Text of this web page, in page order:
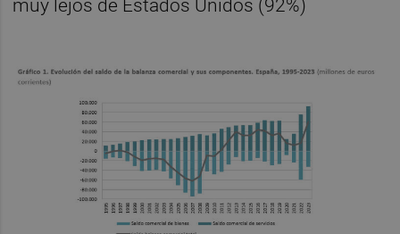
muy lejos de Estados Unidos (92%)